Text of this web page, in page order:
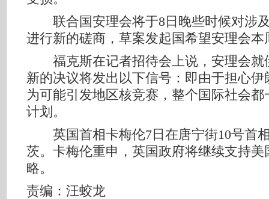
联合国安理会将于8日晚些时候对涉
进行新的磋商，草案发起国希望安理会本
福克斯在记者招待会上说，安理会就
新的决议将发出以下信号：即由于担心伊
为可能引发地区核竞赛，整个国际社会都
计划。
英国首相卡梅伦7日在唐宁街10号首
茨。卡梅伦重申，英国政府将继续支持美
略。
责编：汪蛟龙